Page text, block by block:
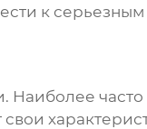
к
. Наиболее